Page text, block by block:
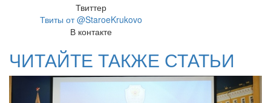
Твиттер
Твиты от @StaroeKrukovo
В контакте
ЧИТАЙТЕ ТАКЖЕ СТАТЬИ